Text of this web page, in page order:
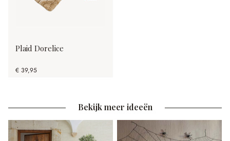
Plaid Dorelice
€ 39,95
Bekijk meer ideeën